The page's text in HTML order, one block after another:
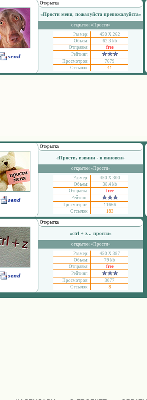
Открытка
«Прости меня, пожалуйста препожалуйста»
открытки «Прости»
Размер:
450 Х 262
Объем:
62.3 kb
Отправка:
free
Рейтинг:
Просмотров:
7679
Отсылок:
41
Открытка
«Прости, извини - я виновен»
открытки «Прости»
Размер:
450 Х 300
Объем:
38.4 kb
Отправка:
free
Рейтинг:
Просмотров:
11666
Отсылок:
183
Открытка
«ctrl + z... прости»
открытки «Прости»
Размер:
450 Х 387
Объем:
79 kb
Отправка:
free
Рейтинг:
Просмотров:
3077
Отсылок:
8